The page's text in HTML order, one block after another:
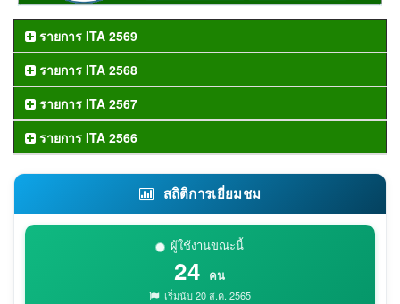
รายการ ITA 2569
รายการ ITA 2568
รายการ ITA 2567
รายการ ITA 2566
สถิติการเยี่ยมชม
ผู้ใช้งานขณะนี้
24 คน
เริ่มนับ 20 ส.ค. 2565